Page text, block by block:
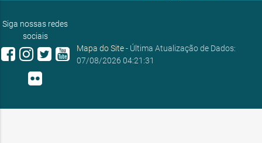
Siga nossas redes
sociais
Mapa do Site- Última Atualização de Dados:
07/08/2026 04:21:31